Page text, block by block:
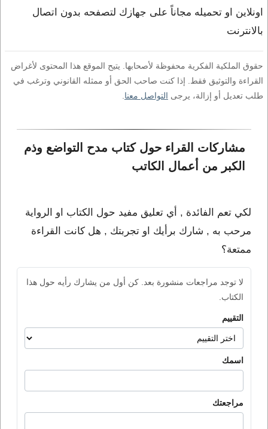
اونلاين او تحميله مجاناً على جهازك لتصفحه بدون اتصال
بالانترنت
حقوق الملكية الفكرية محفوظة لأصحابها. يتيح الموقع هذا المحتوى لأغراض
القراءة والتوثيق فقط. إذا كنت صاحب الحق أو ممثله القانوني وترغب في
طلب تعديل أو إزالة، يرجى التواصل معنا
مشاركات القراء حول كتاب مدح التواضع وذم
الكبر من أعمال الكاتب
لكي تعم الفائدة , أي تعليق مفيد حول الكتاب او الرواية
مرحب به , شارك برأيك او تجربتك , هل كانت القراءة
ممتعة؟
لا توجد مراجعات منشورة بعد. كن أول من يشارك رأيه حول هذا
الكتاب.
التقييم
اسمك
مراجعتك